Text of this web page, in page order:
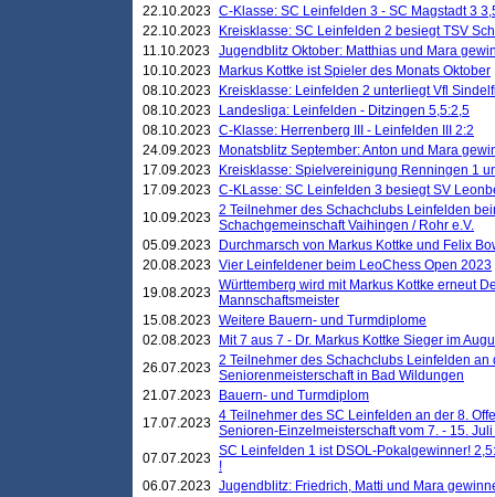
22.10.2023 C-Klasse: SC Leinfelden 3 - SC Magstadt 3
22.10.2023
Kreisklasse: SC Leinfelden 2 besiegt TSV
11.10.2023 Jugendblitz Oktober: Matthias und Mara
10.10.2023
Markus Kottke ist Spieler des Monats Oktober
08.10.2023
Kreisklasse: Leinfelden 2 unterliegt Vfl
08.10.2023
Landesliga: Leinfelden - Ditzingen 5,5:2,5
08.10.2023 C-Klasse: Herrenberg III - Leinfelden III 2:2
24.09.2023
Monatsblitz September: Anton und Mara
17.09.2023
Kreisklasse: Spielvereinigung Renningen 1
17.09.2023 C-KLasse: SC Leinfelden 3 besiegt SV
10.09.2023 2 Teilnehmer des Schachclubs Leinfelden
Schachgemeinschaft Vaihingen / Rohr e.V.
05.09.2023
Durchmarsch von Markus Kottke und Felix
20.08.2023 Vier Leinfeldener beim LeoChess Open 2023
19.08.2023 Württemberg wird mit Markus Kottke erneut
Mannschaftsmeister
15.08.2023 Weitere Bauern- und Turmdiplome
02.08.2023
Mit 7 aus 7 - Dr. Markus Kottke Sieger im
26.07.2023 2 Teilnehmer des Schachclubs Leinfelden an
Seniorenmeisterschaft in Bad Wildungen
21.07.2023
Bauern- und Turmdiplom
17.07.2023 4 Teilnehmer des SC Leinfelden an der 8.
Senioren-Einzelmeisterschaft vom 7. - 15.
07.07.2023 SC Leinfelden 1 ist DSOL-Pokalgewinner!
!
06.07.2023 Jugendblitz: Friedrich, Matti und Mara